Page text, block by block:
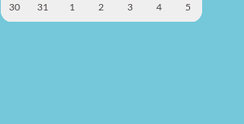
30 31 1 2 3 4 5